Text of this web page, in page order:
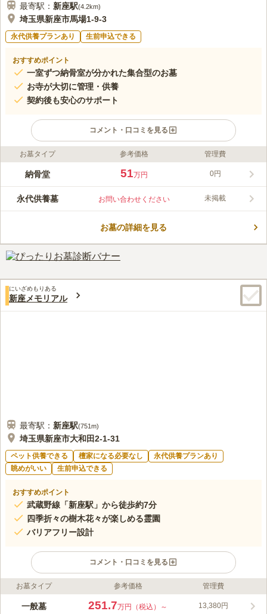
最寄駅： 新座駅(4.2km)
埼玉県新座市馬場1-9-3
永代供養プランあり 生前申込できる
おすすめポイント
一室ずつ納骨室が分かれた集合型のお墓
お寺が大切に管理・供養
契約後も安心のサポート
コメント・口コミを見る
ライフドット編集部のコメント
蓮光寺の名のもとに、春先には蓮池に見事な蓮の花が、水面を彩
徳3年）に開山された蓮光寺が管理している霊園です。門前から
は、歴史を感じる本堂をながめることができます。園内には蓮池
ができます。 園内はバリアフリーとなっています。ご高齢の方
この霊園はまだ誰からも評価されていません。
お墓タイプ 参考価格 管理費
納骨堂 51万円 0円
永代供養墓 お問い合わせください 未掲載
お墓の詳細を見る
にいざめもりある
新座メモリアル
最寄駅： 新座駅(751m)
埼玉県新座市大和田2-1-31
ペット供養できる 檀家になる必要なし
永代供養プランあり
眺めがいい
生前申込できる
おすすめポイント
武蔵野線「新座駅」から徒歩約7分
四季折々の樹木花々が楽しめる霊園
バリアフリー設計
コメント・口コミを見る
ライフドット編集部のコメント
武蔵野線「新座駅」から徒歩約6分程に位置し、便利な立地にあ
お墓タイプ 参考価格 管理費
一般墓 251.7万円（税込）～ 13,380円